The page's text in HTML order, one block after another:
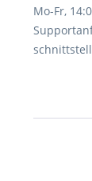
Mo-Fr,